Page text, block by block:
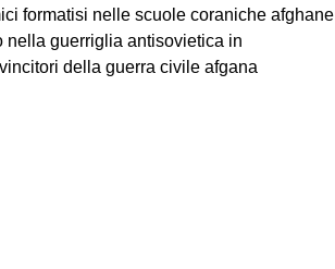
formatisi nelle scuole coraniche afghane
nella guerriglia antisovietica in
della guerra civile afgana